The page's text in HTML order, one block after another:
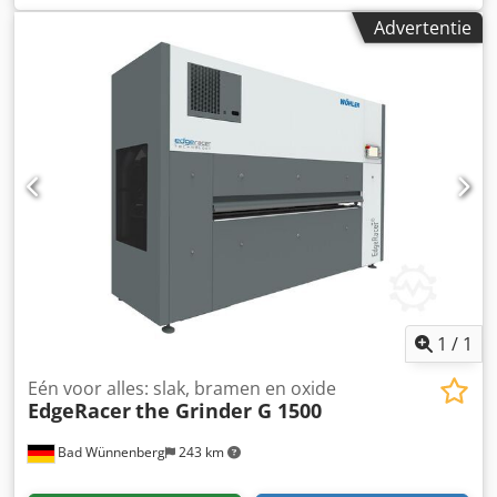
Werkbreedte: 1600 mm Minimale onderdeelgrootte: 50x50
mm Vermogen: 8 kW Aantal kruisbandstations: 1 Snelheid
kruisband 2-8 mm/s Aanvoersnelheid 0,6-3,2 mm Extractie:
Donaldson Cjdsikm Tkopfx Af Usrf Rondt randen af en
verwijdert scherpe randen aan zowel de buiten- als
binnencontouren van onderdelen van roestvast staal, staal
of aluminium dat is gesneden in een laser-, knip- of
ponsmachine. Afmeting; 2730x1740x1940 mm Gewicht:
1790 kg.
Advertentie
1 / 1
Bad Wünnenberg 243 km
Eén voor alles: slak, bramen en oxide
EdgeRacerthe Grinder G 1500